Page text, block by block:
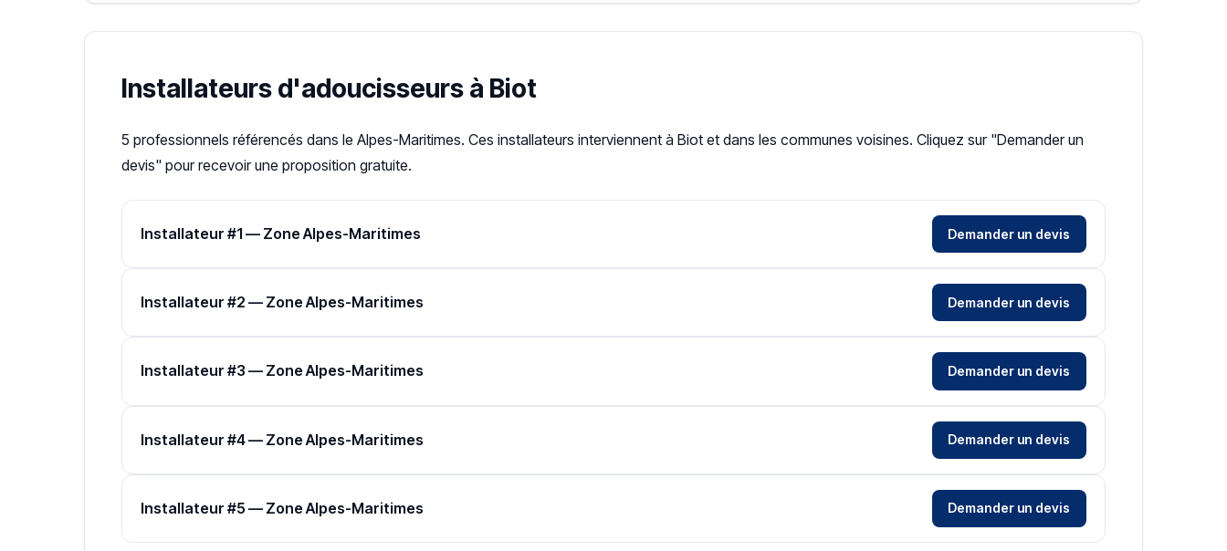
Installateurs d'adoucisseurs à Biot
5 professionnels référencés dans le Alpes-Maritimes. Ces installateurs interviennent à Biot et dans les communes voisines. Cliquez sur "Demander un
devis" pour recevoir une proposition gratuite.
Installateur #1 — Zone Alpes-Maritimes Demander un devis
Installateur #2 — Zone Alpes-Maritimes Demander un devis
Installateur #3 — Zone Alpes-Maritimes Demander un devis
Installateur #4 — Zone Alpes-Maritimes Demander un devis
Installateur #5 — Zone Alpes-Maritimes Demander un devis